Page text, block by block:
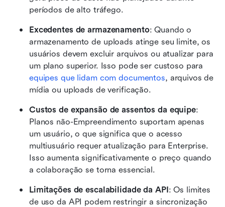
períodos de alto tráfego.
Excedentes de armazenamento: Quando o
armazenamento de uploads atinge seu limite, os
usuários devem excluir arquivos ou atualizar para
equipes que lidam com documentos, arquivos de
mídia ou uploads de verificação.
Custos de expansão de assentos da equipe:
Planos não-Empreendimento suportam apenas
um usuário, o que significa que o acesso
multiusuário requer atualização para Enterprise.
Isso aumenta significativamente o preço quando
a colaboração se torna essencial.
Limitações de escalabilidade da API: Os limites
de uso da API podem restringir a sincronização